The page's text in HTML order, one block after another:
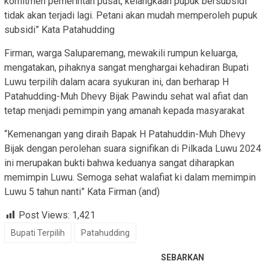
tidak akan terjadi lagi. Petani akan mudah memperoleh pupuk
subsidi” Kata Patahudding
Firman, warga Saluparemang, mewakili rumpun keluarga,
mengatakan, pihaknya sangat menghargai kehadiran Bupati
Luwu terpilih dalam acara syukuran ini, dan berharap H
Patahudding-Muh Dhevy Bijak Pawindu sehat wal afiat dan
tetap menjadi pemimpin yang amanah kepada masyarakat
“Kemenangan yang diraih Bapak H Patahuddin-Muh Dhevy
Bijak dengan perolehan suara signifikan di Pilkada Luwu 2024
ini merupakan bukti bahwa keduanya sangat diharapkan
memimpin Luwu. Semoga sehat walafiat ki dalam memimpin
Luwu 5 tahun nanti” Kata Firman (and)
Post Views: 1,421
Bupati Terpilih Patahudding
SEBARKAN